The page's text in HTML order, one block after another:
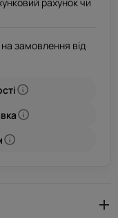
замовлення від